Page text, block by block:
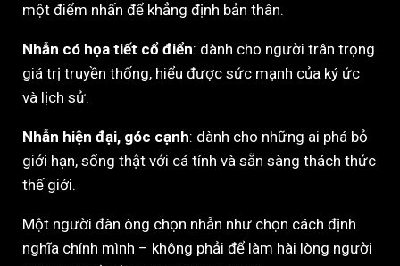
một điểm nhấn để khẳng định bản thân.
Nhẫn có họa tiết cổ điển: dành cho người trân trọng
giá trị truyền thống, hiểu được sức mạnh của ký ức
và lịch sử.
Nhẫn hiện đại, góc cạnh: dành cho những ai phá bỏ
giới hạn, sống thật với cá tính và sẵn sàng thách thức
thế giới.
Một người đàn ông chọn nhẫn như chọn cách định
nghĩa chính mình – không phải để làm hài lòng người